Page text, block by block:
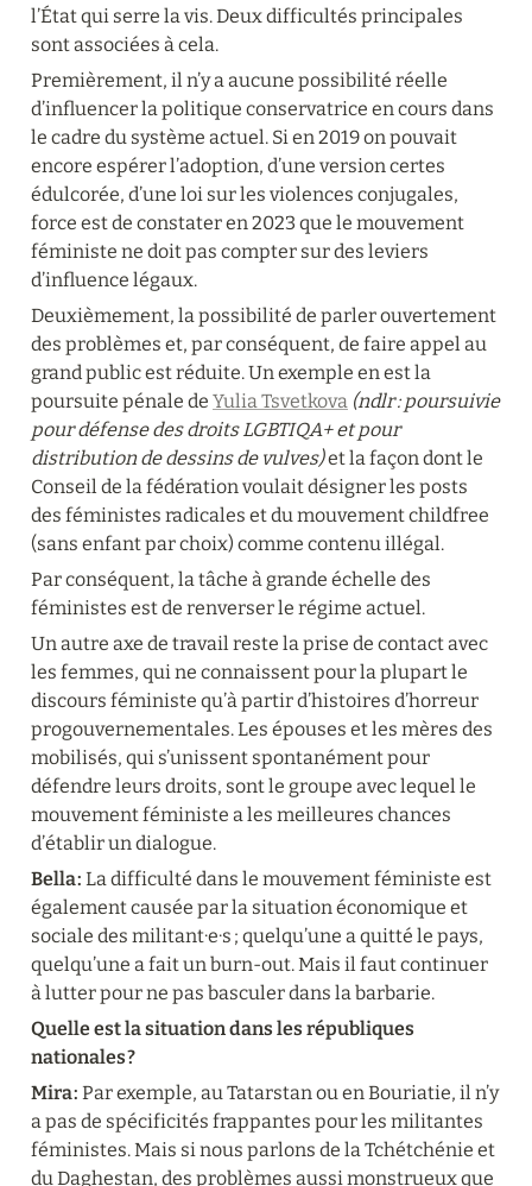
l’État qui serre la vis. Deux difficultés principales
sont associées à cela.
Premièrement, il n’y a aucune possibilité réelle
d’influencer la politique conservatrice en cours dans
le cadre du système actuel. Si en 2019 on pouvait
encore espérer l’adoption, d’une version certes
édulcorée, d’une loi sur les violences conjugales,
force est de constater en 2023 que le mouvement
féministe ne doit pas compter sur des leviers
d’influence légaux.
Deuxièmement, la possibilité de parler ouvertement
des problèmes et, par conséquent, de faire appel au
grand public est réduite. Un exemple en est la
poursuite pénale de Yulia Tsvetkova (ndlr : poursuivie
pour défense des droits LGBTIQA+ et pour
distribution de dessins de vulves) et la façon dont le
Conseil de la fédération voulait désigner les posts
des féministes radicales et du mouvement childfree
(sans enfant par choix) comme contenu illégal.
Par conséquent, la tâche à grande échelle des
féministes est de renverser le régime actuel.
Un autre axe de travail reste la prise de contact avec
les femmes, qui ne connaissent pour la plupart le
discours féministe qu’à partir d’histoires d’horreur
progouvernementales. Les épouses et les mères des
mobilisés, qui s’unissent spontanément pour
défendre leurs droits, sont le groupe avec lequel le
mouvement féministe a les meilleures chances
d’établir un dialogue.
Bella : La difficulté dans le mouvement féministe est
également causée par la situation économique et
sociale des militant·e·s ; quelqu’une a quitté le pays,
quelqu’une a fait un burn-out. Mais il faut continuer
à lutter pour ne pas basculer dans la barbarie.
Quelle est la situation dans les républiques
nationales ?
Mira : Par exemple, au Tatarstan ou en Bouriatie, il n’y
a pas de spécificités frappantes pour les militantes
féministes. Mais si nous parlons de la Tchétchénie et
du Daghestan, des problèmes aussi monstrueux que